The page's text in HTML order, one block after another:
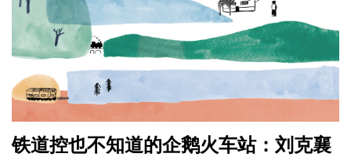
铁道控也不知道的企鹅火车站：刘克襄